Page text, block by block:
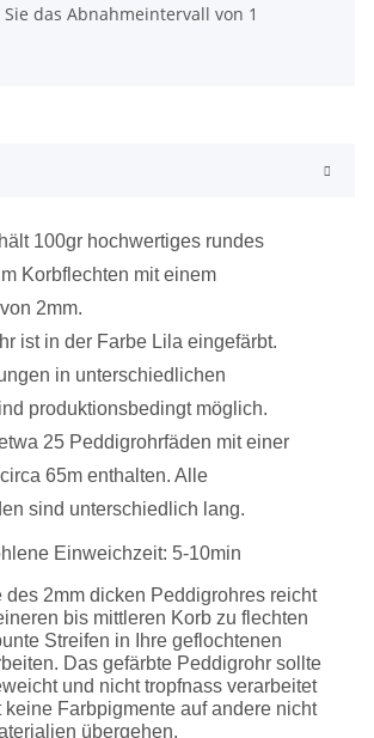
das Abnahmeintervall von 1
100gr hochwertiges rundes
Korbflechten mit einem
2mm.
ist in der Farbe Lila eingefärbt.
in unterschiedlichen
produktionsbedingt möglich.
25 Peddigrohrfäden mit einer
65m enthalten. Alle
sind unterschiedlich lang.
Einweichzeit: 5-10min
des 2mm dicken Peddigrohres reicht
bis mittleren Korb zu flechten
Streifen in Ihre geflochtenen
Das gefärbte Peddigrohr sollte
und nicht tropfnass verarbeitet
keine Farbpigmente auf andere nicht
übergehen.